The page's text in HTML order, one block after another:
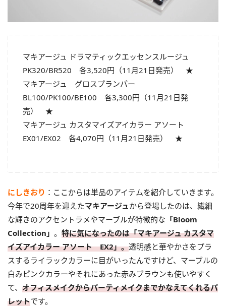
マキアージュ ドラマティックエッセンスルージュ
PK320/BR520 各3,520円（11月21日発売） ★
マキアージュ グロスプランパー
BL100/PK100/BE100 各3,300円（11月21日発
売） ★
マキアージュ カスタマイズアイカラー アソート
EX01/EX02 各4,070円（11月21日発売） ★
にしきおり ：ここからは単品のアイテムを紹介していきます。
今年で20周年を迎えたマキアージュから登場したのは、繊細
な輝きのアクセントラメやマーブルが特徴的な 「Bloom
Collection」 。 特に気になったのは「マキアージュ カスタマ
イズアイカラー アソート EX2」。透明感と華やかさをプラ
スするライラックカラーに目がいったんですけど、マーブルの
白みピンクカラーやそれにあった赤みブラウンも使いやすく
て、 オフィスメイクからパーティメイクまでかなえてくれるパ
レットです。